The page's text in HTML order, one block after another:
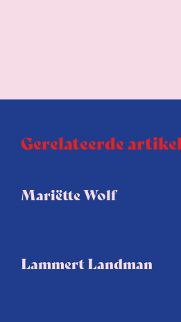
Gerelateerde
Mariëtte Wolf
Lammert Landman